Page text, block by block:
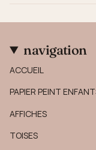
navigation
ACCUEIL
PAPIER PEINT
AFFICHES
TOISES